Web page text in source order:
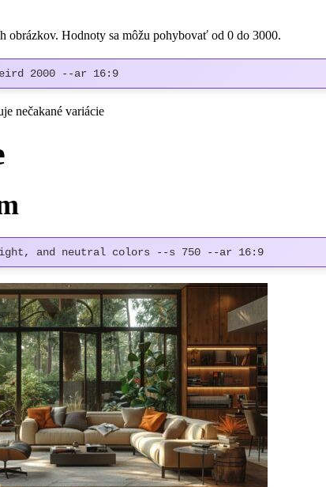
obrázkov. Hodnoty sa môžu pohybovať od 0 do 3000.
2000 --ar 16:9
nečakané variácie
and neutral colors --s 750 --ar 16:9